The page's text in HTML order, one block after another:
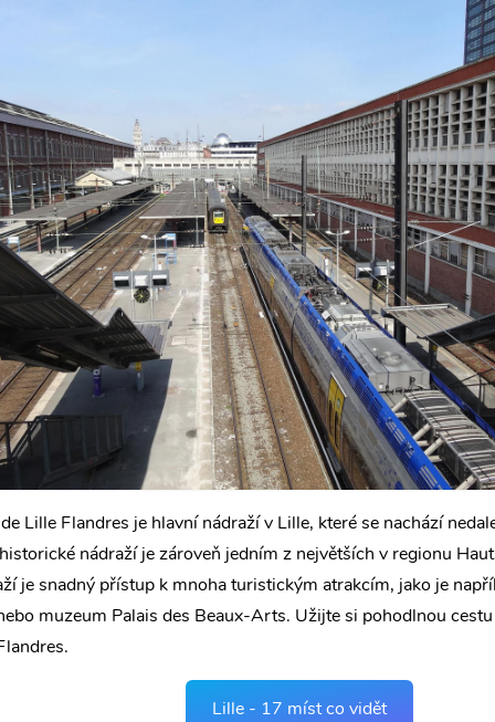
Lille Flandres je hlavní nádraží v Lille, které se nachází
nádraží je zároveň jedním z největších v regionu
je snadný přístup k mnoha turistickým atrakcím, jako je
muzeum Palais des Beaux-Arts. Užijte si pohodlnou
Lille - 17 míst co vidět